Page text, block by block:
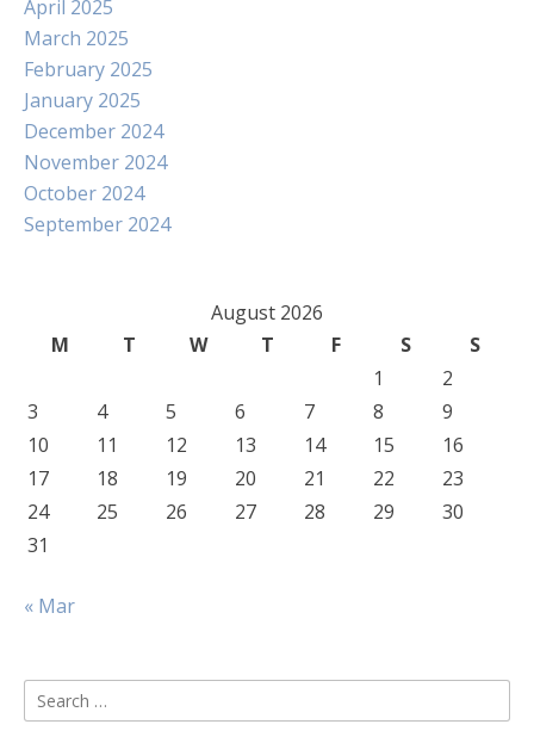
April 2025
March 2025
February 2025
January 2025
December 2024
November 2024
October 2024
September 2024
August 2026
M
T W T F S
S
1
2
3
4 5 6 7 8
9
10
11 12 13 14 15
16
17
18 19 20 21 22
23
24
25 26 27 28 29
30
31
« Mar
Search
for: